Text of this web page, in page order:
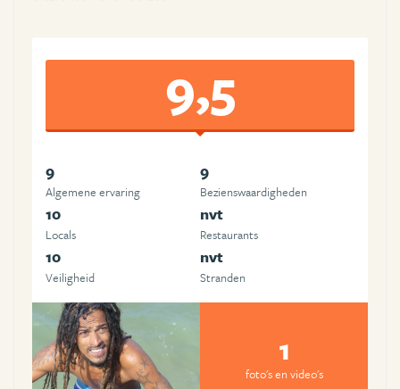
9,5
9
Algemene ervaring
9
Beziens­waardigheden
10
Locals
nvt
Restaurants
10
Veiligheid
nvt
Stranden
1
foto's en video's